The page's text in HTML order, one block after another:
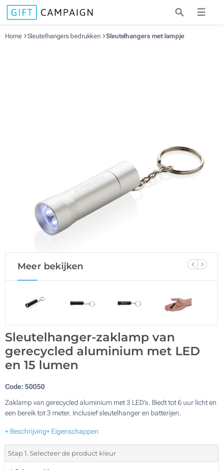
☰
Home Sleutelhangers bedrukken Sleutelhangers met lampje
Meer bekijken
Sleutelhanger-zaklamp van
gerecycled aluminium met LED
en 15 lumen
Code:50050
Zaklamp van gerecycled aluminium met 3 LED’s. Biedt tot 6 uur licht en
een bereik tot 3 meter. Inclusief sleutelhanger en batterijen.
+ Beschrijving+ Eigenschappen
Stap 1. Selecteer de product kleur